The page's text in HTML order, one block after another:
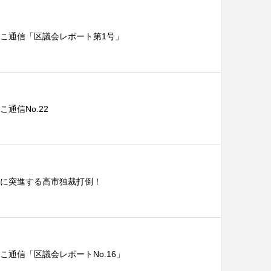
通信「区議会レポート第1号」
通信No.22
突進する高市独裁打倒！
通信「区議会レポートNo.16」